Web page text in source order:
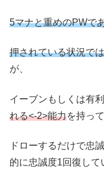
5マナと重めのPWで
押されている状況で
が、
イーブンもしくは有
れる<-2>能力を持っ
ドローするだけで忠
的に忠誠度1回復して